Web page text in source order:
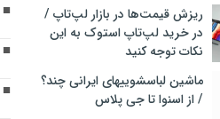
ریزش قیمت‌ها در بازار لپ‌تاپ /
در خرید لپ‌تاپ استوک به این
نکات توجه کنید
ماشین لباسشویی‎های ایرانی چند؟
/ از اسنوا تا جی پلاس